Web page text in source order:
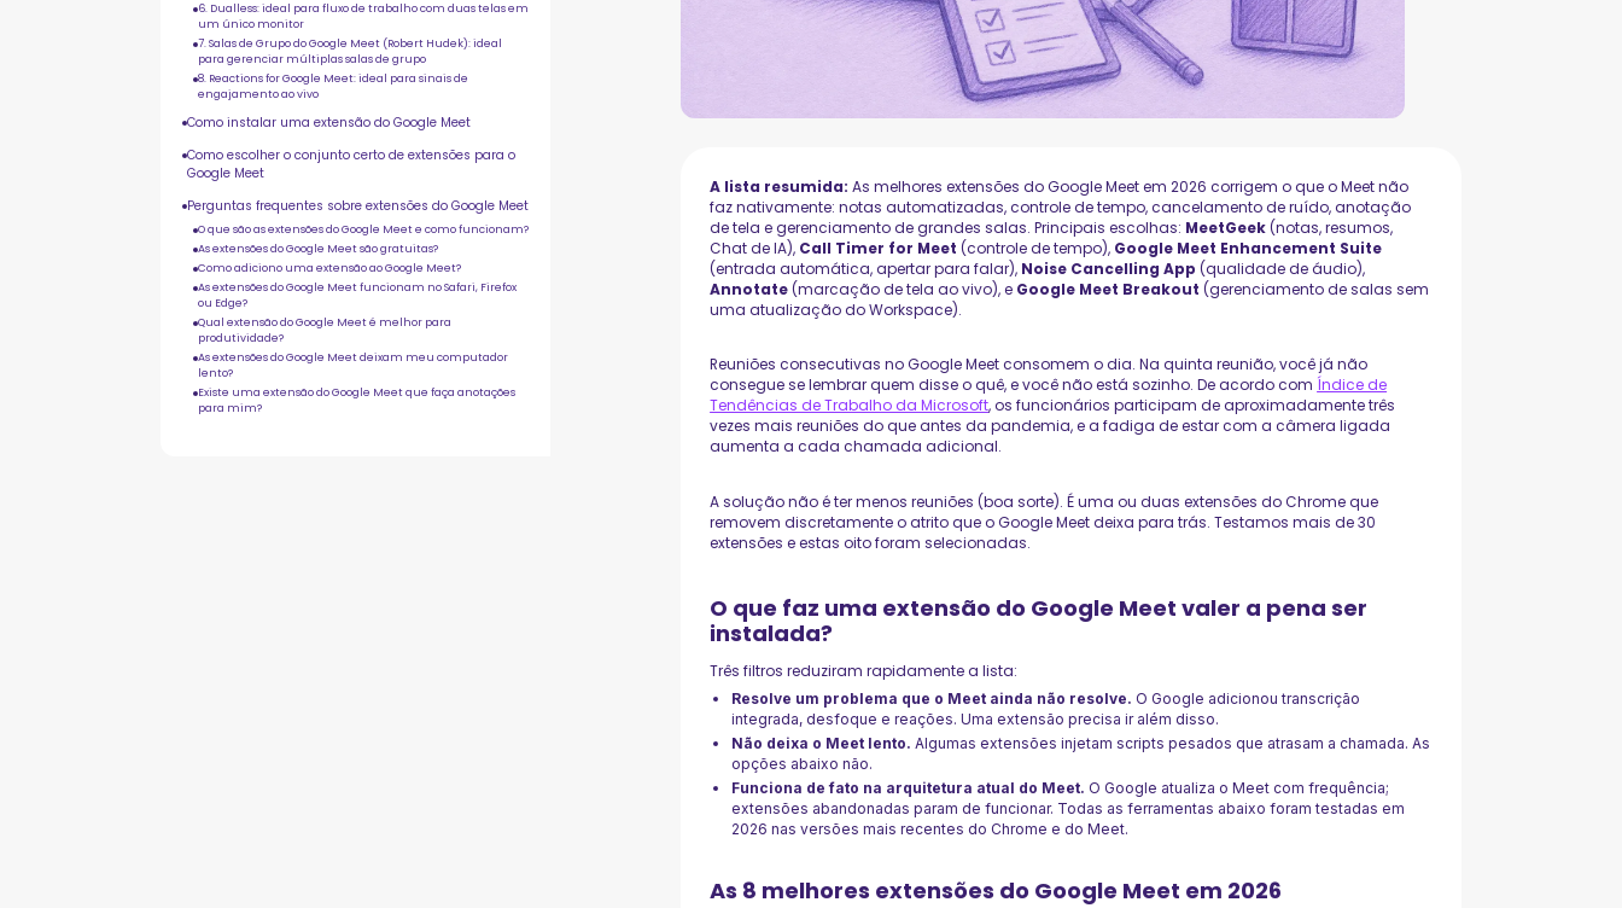
6. Dualless: ideal para fluxo de trabalho com duas telas em
um único monitor
7. Salas de Grupo do Google Meet (Robert Hudek): ideal
para gerenciar múltiplas salas de grupo
8. Reactions for Google Meet: ideal para sinais de
engajamento ao vivo
Como instalar uma extensão do Google Meet
Como escolher o conjunto certo de extensões para o
Google Meet
Perguntas frequentes sobre extensões do Google Meet
O que são as extensões do Google Meet e como funcionam?
As extensões do Google Meet são gratuitas?
Como adiciono uma extensão ao Google Meet?
As extensões do Google Meet funcionam no Safari, Firefox
ou Edge?
Qual extensão do Google Meet é melhor para
produtividade?
As extensões do Google Meet deixam meu computador
lento?
Existe uma extensão do Google Meet que faça anotações
para mim?
A lista resumida: As melhores extensões do Google Meet em 2026 corrigem o que o Meet não
faz nativamente: notas automatizadas, controle de tempo, cancelamento de ruído, anotação
de tela e gerenciamento de grandes salas. Principais escolhas: MeetGeek(notas, resumos,
Chat de IA), Call Timer for Meet (controle de tempo), Google Meet Enhancement Suite
(entrada automática, apertar para falar), Noise Cancelling App (qualidade de áudio),
Annotate(marcação de tela ao vivo), e Google Meet Breakout (gerenciamento de salas sem
uma atualização do Workspace).
Reuniões consecutivas no Google Meet consomem o dia. Na quinta reunião, você já não
consegue se lembrar quem disse o quê, e você não está sozinho. De acordo com Índice de
Tendências de Trabalho da Microsoft, os funcionários participam de aproximadamente três
vezes mais reuniões do que antes da pandemia, e a fadiga de estar com a câmera ligada
aumenta a cada chamada adicional.
A solução não é ter menos reuniões (boa sorte). É uma ou duas extensões do Chrome que
removem discretamente o atrito que o Google Meet deixa para trás. Testamos mais de 30
extensões e estas oito foram selecionadas.
O que faz uma extensão do Google Meet valer a pena ser
instalada?
Três filtros reduziram rapidamente a lista:
Resolve um problema que o Meet ainda não resolve. O Google adicionou transcrição
integrada, desfoque e reações. Uma extensão precisa ir além disso.
Não deixa o Meet lento. Algumas extensões injetam scripts pesados que atrasam a chamada. As
opções abaixo não.
Funciona de fato na arquitetura atual do Meet. O Google atualiza o Meet com frequência;
extensões abandonadas param de funcionar. Todas as ferramentas abaixo foram testadas em
2026 nas versões mais recentes do Chrome e do Meet.
As 8 melhores extensões do Google Meet em 2026